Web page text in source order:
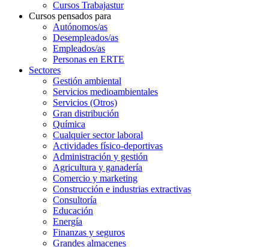
Cursos Trabajastur
Cursos pensados para
Autónomos/as
Desempleados/as
Empleados/as
Personas en ERTE
Sectores
Gestión ambiental
Servicios medioambientales
Servicios (Otros)
Gran distribución
Química
Cualquier sector laboral
Actividades físico-deportivas
Administración y gestión
Agricultura y ganadería
Comercio y marketing
Construcción e industrias extractivas
Consultoría
Educación
Energía
Finanzas y seguros
Grandes almacenes